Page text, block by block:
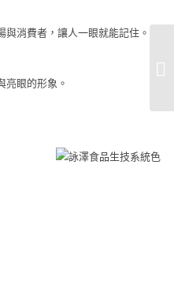
消費者，讓人一眼就能記住。
眼的形象。